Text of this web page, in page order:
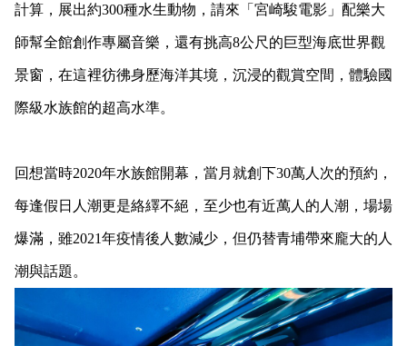
計算，展出約300種水生動物，請來「宮崎駿電影」配樂大
師幫全館創作專屬音樂，還有挑高8公尺的巨型海底世界觀
景窗，在這裡彷彿身歷海洋其境，沉浸的觀賞空間，體驗國
際級水族館的超高水準。
回想當時2020年水族館開幕，當月就創下30萬人次的預約，
每逢假日人潮更是絡繹不絕，至少也有近萬人的人潮，場場
爆滿，雖2021年疫情後人數減少，但仍替青埔帶來龐大的人
潮與話題。